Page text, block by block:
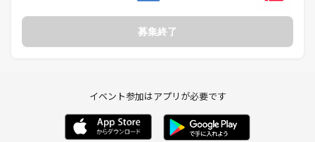
募集終了
イベント参加はアプリが必要です